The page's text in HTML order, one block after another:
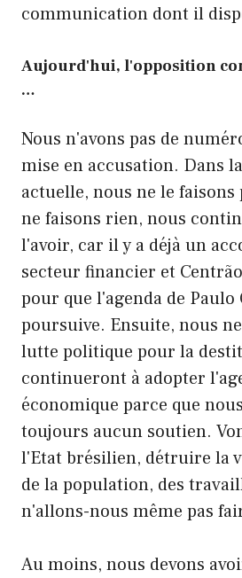
communication dont il
Aujourd'hui, l'opposition
…
Nous n'avons pas de
mise en accusation. Dans
actuelle, nous ne le faisons
ne faisons rien, nous
l'avoir, car il y a déjà un
secteur financier et
pour que l'agenda de Paulo
poursuive. Ensuite, nous
lutte politique pour la
continueront à adopter
économique parce que
toujours aucun soutien.
l'Etat brésilien, détruire la
de la population, des
n'allons-nous même pas
Au moins, nous devons